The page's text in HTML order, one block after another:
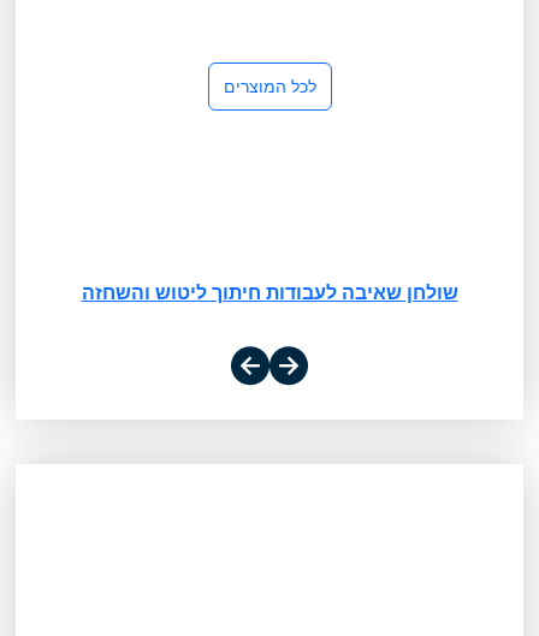
לכל המוצרים
שולחן שאיבה לעבודות חיתוך ליטוש והשחזה